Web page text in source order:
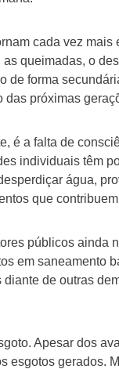
cada vez
queimadas, o
forma
das próximas
é a falta de
individuais têm
água,
que
públicos ainda
em saneamento
de outras
Apesar dos
esgotos gerados.